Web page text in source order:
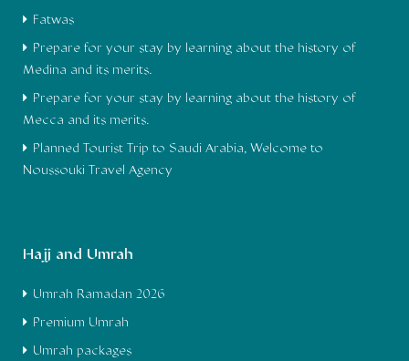
Fatwas
Prepare for your stay by learning about the history of
Medina and its merits.
Prepare for your stay by learning about the history of
Mecca and its merits.
Planned Tourist Trip to Saudi Arabia, Welcome to
Noussouki Travel Agency
Hajj and Umrah
Umrah Ramadan 2026
Premium Umrah
Umrah packages